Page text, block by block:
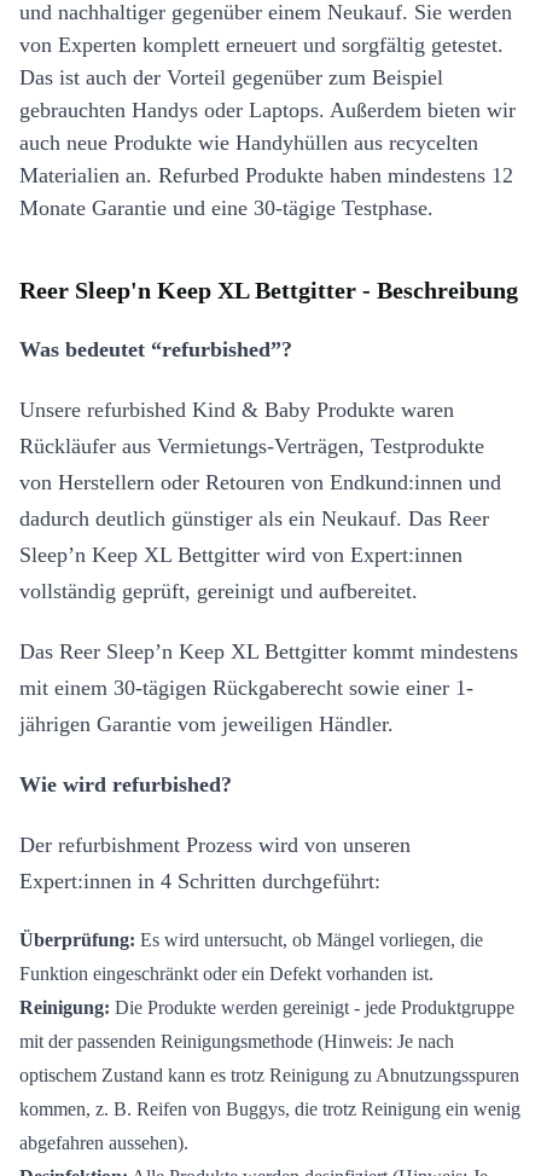
und nachhaltiger gegenüber einem Neukauf. Sie werden
von Experten komplett erneuert und sorgfältig getestet.
Das ist auch der Vorteil gegenüber zum Beispiel
gebrauchten Handys oder Laptops. Außerdem bieten wir
auch neue Produkte wie Handyhüllen aus recycelten
Materialien an. Refurbed Produkte haben mindestens 12
Monate Garantie und eine 30-tägige Testphase.
Reer Sleep'n Keep XL Bettgitter - Beschreibung
Was bedeutet “refurbished”?
Unsere refurbished Kind & Baby Produkte waren
Rückläufer aus Vermietungs-Verträgen, Testprodukte
von Herstellern oder Retouren von Endkund:innen und
dadurch deutlich günstiger als ein Neukauf. Das Reer
Sleep’n Keep XL Bettgitter wird von Expert:innen
vollständig geprüft, gereinigt und aufbereitet.
Das Reer Sleep’n Keep XL Bettgitter kommt mindestens
mit einem 30-tägigen Rückgaberecht sowie einer 1-
jährigen Garantie vom jeweiligen Händler.
Wie wird refurbished?
Der refurbishment Prozess wird von unseren
Expert:innen in 4 Schritten durchgeführt:
Überprüfung: Es wird untersucht, ob Mängel vorliegen, die
Funktion eingeschränkt oder ein Defekt vorhanden ist.
Reinigung: Die Produkte werden gereinigt - jede Produktgruppe
mit der passenden Reinigungsmethode (Hinweis: Je nach
optischem Zustand kann es trotz Reinigung zu Abnutzungsspuren
kommen, z. B. Reifen von Buggys, die trotz Reinigung ein wenig
abgefahren aussehen).